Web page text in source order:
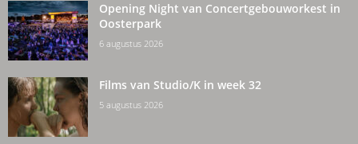
Opening Night van Concertgebouworkest in
Oosterpark
6 augustus 2026
Films van Studio/K in week 32
5 augustus 2026